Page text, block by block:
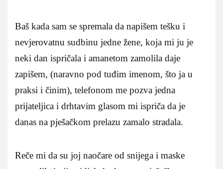
Baš kada sam se spremala da napišem tešku i
nevjerovatnu sudbinu jedne žene, koja mi ju je
neki dan ispričala i amanetom zamolila daje
zapišem, (naravno pod tuđim imenom, što ja u
praksi i činim), telefonom me pozva jedna
prijateljica i drhtavim glasom mi ispriča da je
danas na pješačkom prelazu zamalo stradala.
Reče mi da su joj naočare od snijega i maske